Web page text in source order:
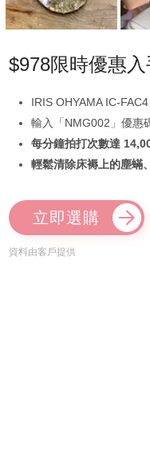
$978限時優惠
IRIS OHYAMA IC-
輸入「NMG002」優惠
每分鐘拍打次數達
輕鬆清除床褥上的塵蟎
立即選購
資料由客戶提供